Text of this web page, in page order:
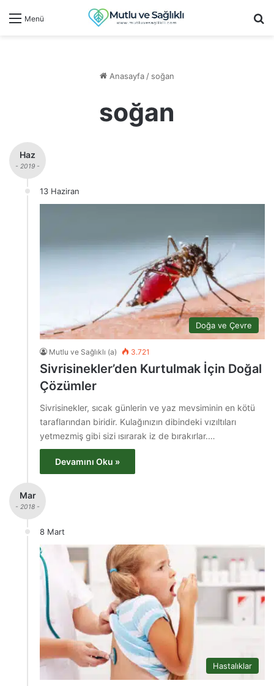
Menü
Anasayfa/ soğan
soğan
Haz
- 2019 -
13 Haziran
Doğa ve Çevre
Mutlu ve Sağlıklı (a) 3.721
Sivrisinekler’den Kurtulmak İçin Doğal
Çözümler
Sivrisinekler, sıcak günlerin ve yaz mevsiminin en kötü
taraflarından biridir. Kulağınızın dibindeki vızıltıları
yetmezmiş gibi sizi ısırarak iz de bırakırlar.…
Devamını Oku »
Mar
- 2018 -
8 Mart
Hastalıklar